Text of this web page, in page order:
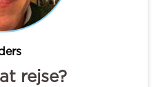
rejse?